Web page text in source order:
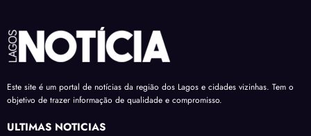
Este site é um portal de notícias da região dos Lagos e cidades vizinhas. Tem o
objetivo de trazer informação de qualidade e compromisso.
ÚLTIMAS NOTÍCIAS